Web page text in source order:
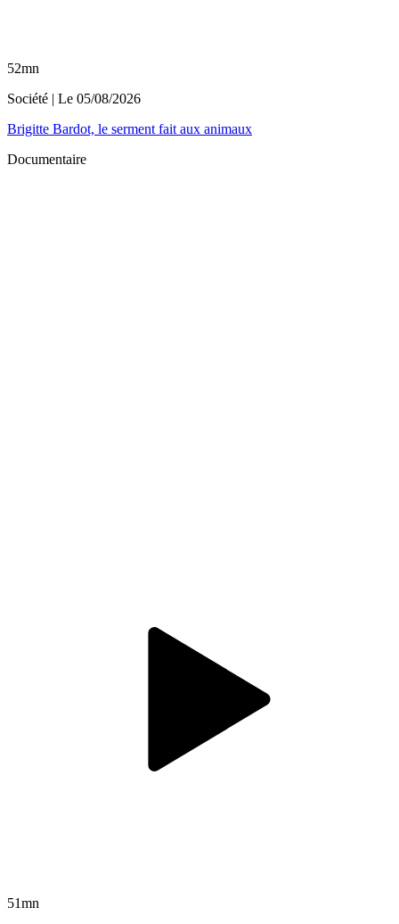
52mn
Société | Le 05/08/2026
Brigitte Bardot, le serment fait aux animaux
Documentaire
51mn